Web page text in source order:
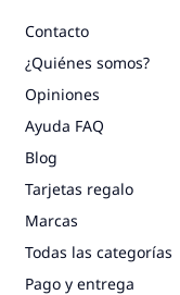
Contacto
¿Quiénes somos?
Opiniones
Ayuda FAQ
Blog
Tarjetas regalo
Marcas
Todas las categorías
Pago y entrega